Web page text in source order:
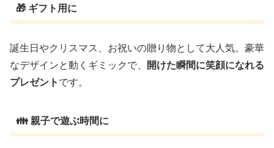
🎁 ギフト用に
誕生日やクリスマス、お祝いの贈り物として大人気。豪華
なデザインと動くギミックで、
開けた瞬間に笑顔になれる
プレゼント です。
👪 親子で遊ぶ時間に